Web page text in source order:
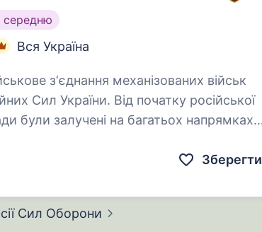
Вся Україна
Сил України. Від початку російської
були залучені на багатьох напрямках
Зберегти
Сил Оборони